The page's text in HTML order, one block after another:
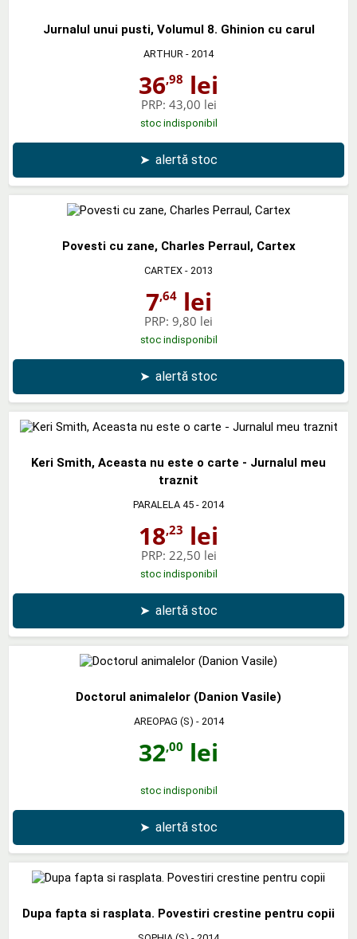
Jurnalul unui pusti, Volumul 8. Ghinion cu carul
ARTHUR - 2014
36,98 lei
PRP: 43,00 lei
stoc indisponibil
➤ alertă stoc
Povesti cu zane, Charles Perraul, Cartex
CARTEX - 2013
7,64lei
PRP: 9,80 lei
stoc indisponibil
➤ alertă stoc
Keri Smith, Aceasta nu este o carte - Jurnalul meu
traznit
PARALELA 45 - 2014
18,23 lei
PRP: 22,50 lei
stoc indisponibil
➤ alertă stoc
Doctorul animalelor (Danion Vasile)
AREOPAG (S) - 2014
32,00 lei
stoc indisponibil
➤ alertă stoc
Dupa fapta si rasplata. Povestiri crestine pentru copii